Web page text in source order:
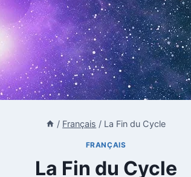
/ Français / La Fin du Cycle
FRANÇAIS
La Fin du Cycle